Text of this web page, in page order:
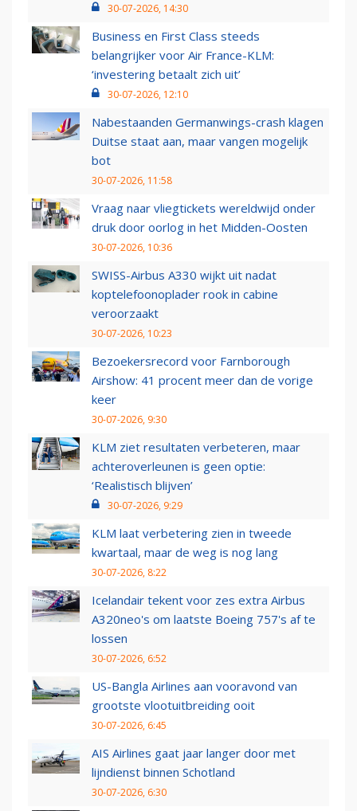
30-07-2026, 14:30
Business en First Class steeds
belangrijker voor Air France-KLM:
‘investering betaalt zich uit’
30-07-2026, 12:10
Nabestaanden Germanwings-crash klagen
Duitse staat aan, maar vangen mogelijk
bot
30-07-2026, 11:58
Vraag naar vliegtickets wereldwijd onder
druk door oorlog in het Midden-Oosten
30-07-2026, 10:36
SWISS-Airbus A330 wijkt uit nadat
koptelefoonoplader rook in cabine
veroorzaakt
30-07-2026, 10:23
Bezoekersrecord voor Farnborough
Airshow: 41 procent meer dan de vorige
keer
30-07-2026, 9:30
KLM ziet resultaten verbeteren, maar
achteroverleunen is geen optie:
‘Realistisch blijven’
30-07-2026, 9:29
KLM laat verbetering zien in tweede
kwartaal, maar de weg is nog lang
30-07-2026, 8:22
Icelandair tekent voor zes extra Airbus
A320neo's om laatste Boeing 757's af te
lossen
30-07-2026, 6:52
US-Bangla Airlines aan vooravond van
grootste vlootuitbreiding ooit
30-07-2026, 6:45
AIS Airlines gaat jaar langer door met
lijndienst binnen Schotland
30-07-2026, 6:30